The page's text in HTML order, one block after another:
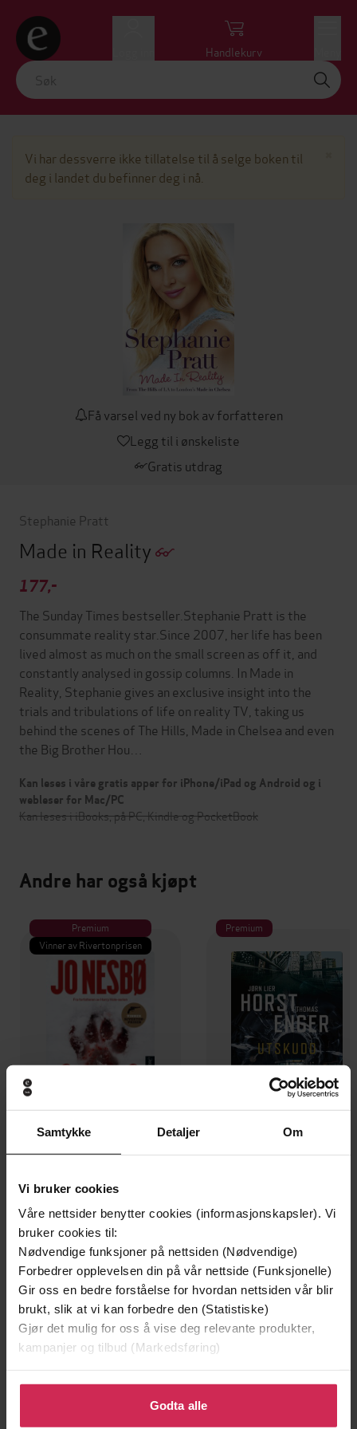
Samtykke Detaljer Om
Vi bruker cookies
Våre nettsider benytter cookies (informasjonskapsler). Vi
bruker cookies til:
Nødvendige funksjoner på nettsiden (Nødvendige)
Forbedrer opplevelsen din på vår nettside (Funksjonelle)
Gir oss en bedre forståelse for hvordan nettsiden vår blir
brukt, slik at vi kan forbedre den (Statistiske)
Gjør det mulig for oss å vise deg relevante produkter,
kampanjer og tilbud (Markedsføring)
Klikk på «Godta alle» for å gi oss ditt samtykke til å
bruke cookies for alle disse formålene. Du kan også
tilpasse ditt samtykke til spesifikke formål ved å klikke
Godta alle
Handlekurv
Vi har dessverre ikke tillatelse til å selge boken til
deg i landet du befinner deg i nå.
Få varsel ved ny bok av forfatteren
Legg til i ønskeliste
Gratis utdrag
Stephanie Pratt
Made in Reality
177,-
The Sunday Times bestseller.Stephanie Pratt is the
consummate reality star.Since 2007, her life has been
lived almost as much on the small screen as off it, and
constantly analysed in gossip columns. In Made in
Reality, Stephanie gives an exclusive insight into the
trials and tribulations of life on reality TV, taking us
behind the scenes of The Hills, Made in Chelsea and even
the Big Brother Hou…
Kan leses i våre gratis apper for iPhone/iPad og Android og i
webleser for Mac/PC
Kan leses i iBooks, på PC, Kindle og PocketBook
Andre har også kjøpt
Premium
Vinner av Rivertonprisen
Minnesota
Jo Nesbø
EBOK
Premium
Jørn Lier Horst
Forfattere Stephanie Pratt (forfatter)
Forlag Headline
Utgitt 13.08.2015
Kunst og kultur,Biografier